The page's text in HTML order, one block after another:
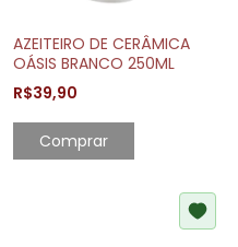
AZEITEIRO DE CERÂMICA
OÁSIS BRANCO 250ML
R$39,90
Comprar